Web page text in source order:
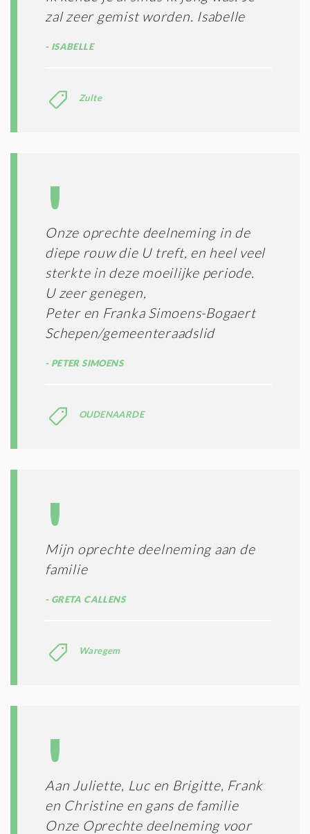
zal zeer gemist worden. Isabelle
ISABELLE
Zulte
Onze oprechte deelneming in de
diepe rouw die U treft, en heel veel
sterkte in deze moeilijke periode.
U zeer genegen,
Peter en Franka Simoens-Bogaert
Schepen/gemeenteraadslid
PETER SIMOENS
OUDENAARDE
Mijn oprechte deelneming aan de
familie
GRETA CALLENS
Waregem
Aan Juliette, Luc en Brigitte, Frank
en Christine en gans de familie
Onze Oprechte deelneming voor